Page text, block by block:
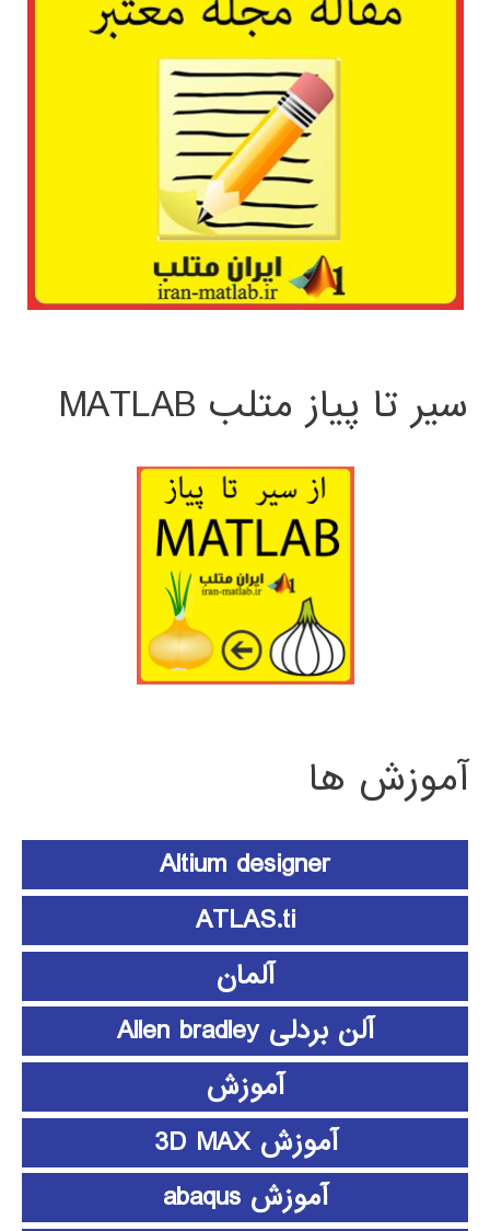
سیر تا پیاز متلب MATLAB
آموزش ها
Altium designer
ATLAS.ti
آلمان
آلن بردلی Allen bradley
آموزش
آموزش 3D MAX
آموزش abaqus